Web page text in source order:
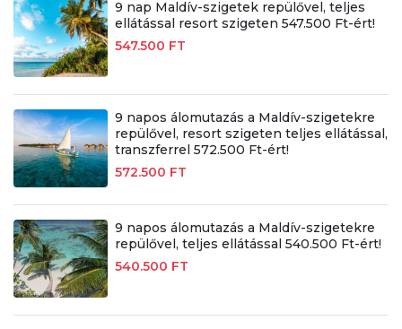
9 nap Maldív-szigetek repülővel, teljes
ellátással resort szigeten 547.500 Ft-ért!
547.500 FT
9 napos álomutazás a Maldív-szigetekre
repülővel, resort szigeten teljes ellátással,
transzferrel 572.500 Ft-ért!
572.500 FT
9 napos álomutazás a Maldív-szigetekre
repülővel, teljes ellátással 540.500 Ft-ért!
540.500 FT